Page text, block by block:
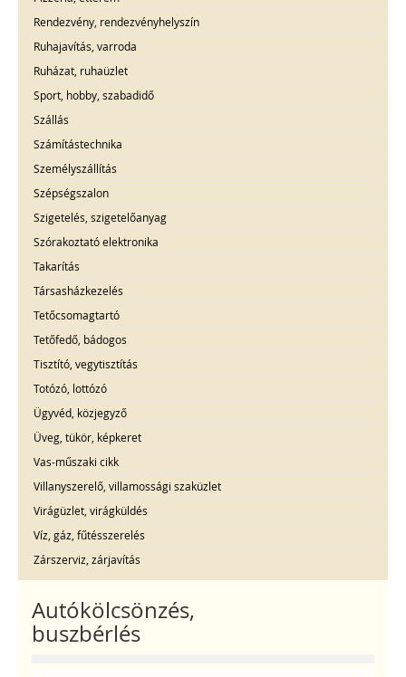
Rendezvény, rendezvényhelyszín
Ruhajavítás, varroda
Ruházat, ruhaüzlet
Sport, hobby, szabadidő
Szállás
Számítástechnika
Személyszállítás
Szépségszalon
Szigetelés, szigetelőanyag
Szórakoztató elektronika
Takarítás
Társasházkezelés
Tetőcsomagtartó
Tetőfedő, bádogos
Tisztító, vegytisztítás
Totózó, lottózó
Ügyvéd, közjegyző
Üveg, tükör, képkeret
Vas-műszaki cikk
Villanyszerelő, villamossági szaküzlet
Virágüzlet, virágküldés
Víz, gáz, fűtésszerelés
Zárszerviz, zárjavítás
Autókölcsönzés,
buszbérlés